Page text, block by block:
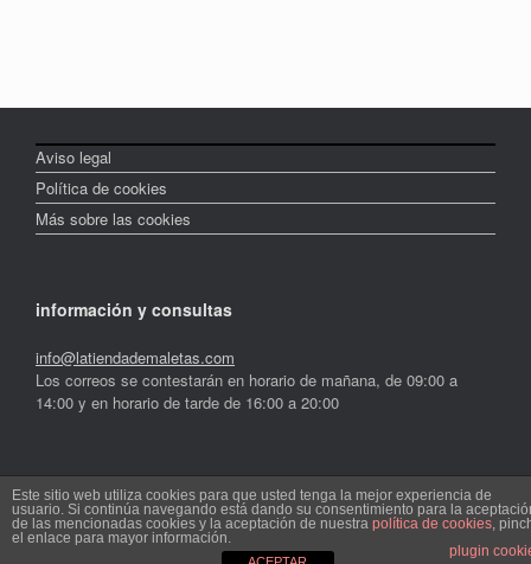
Aviso legal
Política de cookies
Más sobre las cookies
información y consultas
info@latiendademaletas.com
Los correos se contestarán en horario de mañana, de 09:00 a
14:00 y en horario de tarde de 16:00 a 20:00
latiendademaletas.com: Maletas y mochilas en Internet
Un Tema deSiteOrigin
Este sitio web utiliza cookies para que usted tenga la mejor experiencia de
usuario. Si continúa navegando está dando su consentimiento para la
de las mencionadas cookies y la aceptación de nuestra política de cookies,
el enlace para mayor información.
plugin